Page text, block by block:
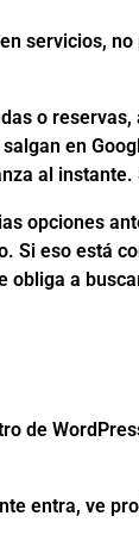
servicios,
o
en
al
opciones
Si eso está
a
de
entra, ve